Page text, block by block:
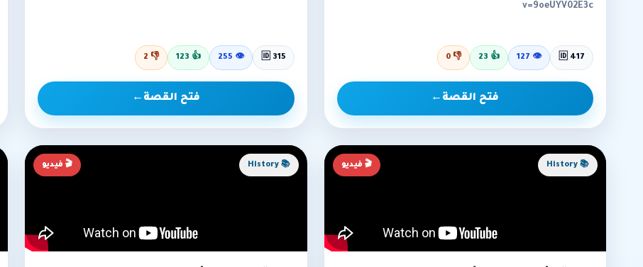
v=9oeUYV02E3c
🆔 417
👁
127
👍
23
👎
0
فتح القصة ←
🆔 315
👁
255
👍
123
👎
2
فتح القصة ←
🎬 فيديو 📚 History 🎬 فيديو 📚 History